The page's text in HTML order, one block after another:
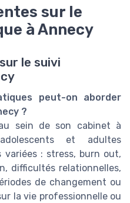
sur le
à Annecy
le suivi
peut-on aborder
?
sein de son cabinet à
et adultes
: stress, burn out,
difficultés relationnelles,
de changement ou
la vie professionnelle ou